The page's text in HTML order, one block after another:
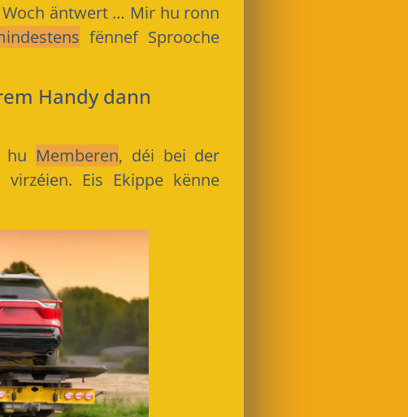
äntwert … Mir hu ronn
fënnef Sprooche
Handy dann
hu Memberen, déi bei der
Eis Ekippe kënne